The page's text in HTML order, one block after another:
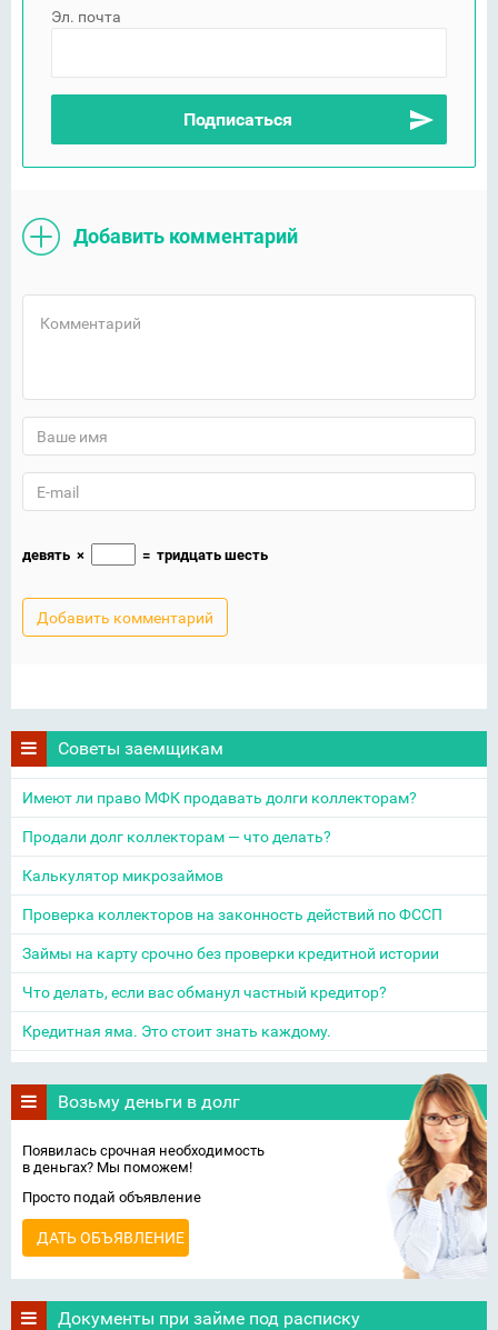
Эл. почта
Добавить комментарий
девять × = тридцать шесть
Советы заемщикам
Имеют ли право МФК продавать долги коллекторам?
Продали долг коллекторам — что делать?
Калькулятор микрозаймов
Проверка коллекторов на законность действий по ФССП
Займы на карту срочно без проверки кредитной истории
Что делать, если вас обманул частный кредитор?
Кредитная яма. Это стоит знать каждому.
Возьму деньги в долг
Появилась срочная необходимость
в деньгах? Мы поможем!
Просто подай объявление
ДАТЬ ОБЪЯВЛЕНИЕ
Документы при займе под расписку